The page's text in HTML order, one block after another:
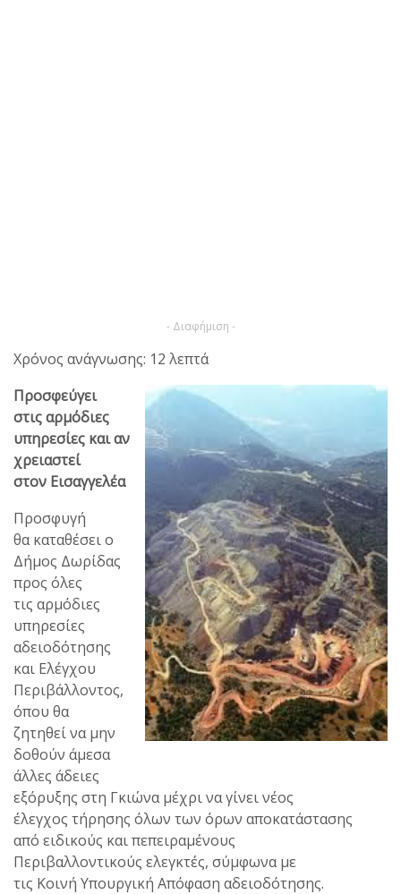
- Διαφήμιση -
Χρόνος ανάγνωσης: 12 λεπτά
Προσφεύγει
στις αρμόδιες
υπηρεσίες και αν
χρειαστεί
στον Εισαγγελέα
Προσφυγή
θα καταθέσει ο
Δήμος Δωρίδας
προς όλες
τις αρμόδιες
υπηρεσίες
αδειοδότησης
και Ελέγχου
Περιβάλλοντος,
όπου θα
ζητηθεί να μην
δοθούν άμεσα
άλλες άδειες
εξόρυξης στη Γκιώνα μέχρι να γίνει νέος
έλεγχος τήρησης όλων των όρων αποκατάστασης
από ειδικούς και πεπειραμένους
Περιβαλλοντικούς ελεγκτές, σύμφωνα με
τις Κοινή Υπουργική Απόφαση αδειοδότησης.